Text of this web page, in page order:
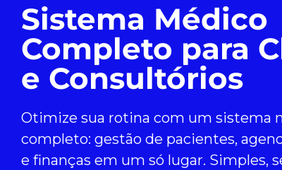
Sistema Médico
Completo para
e Consultórios
Otimize sua rotina com um sistema
completo: gestão de pacientes,
e finanças em um só lugar. Simples,